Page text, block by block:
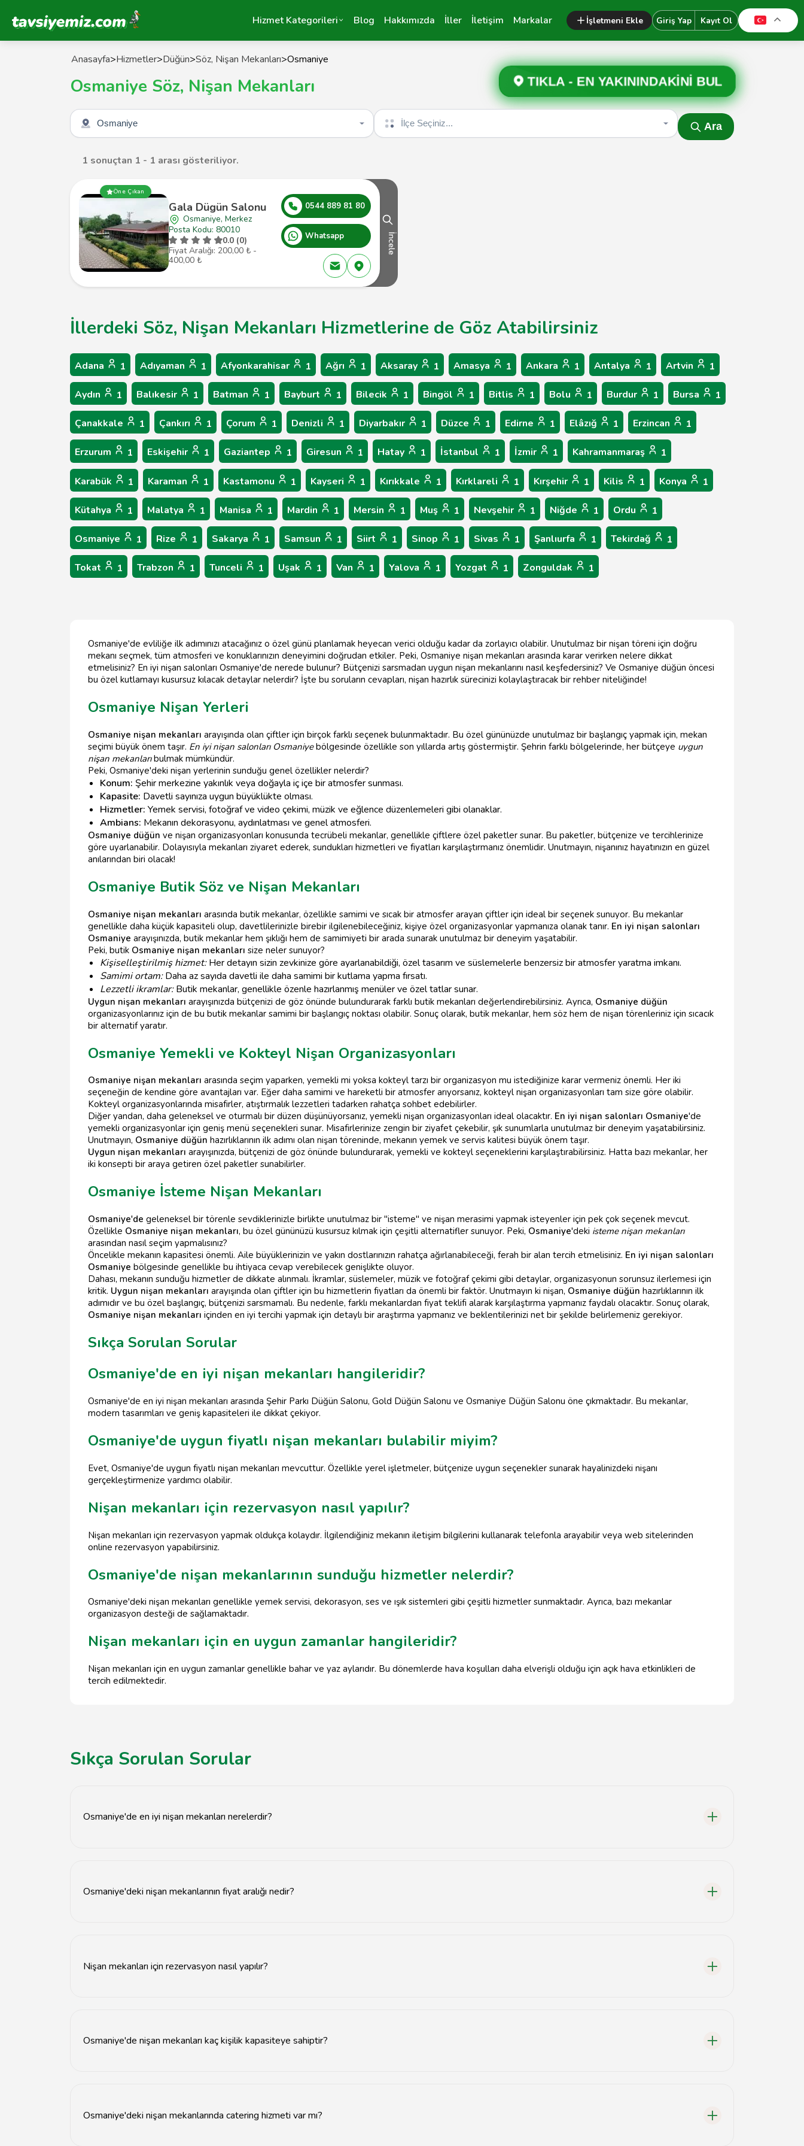
Tavsiyemiz Anasayfa Hizmet Kategorileri Blog Hakkımızda İller İletişim Markalar İşletmeni Ekle Giriş Yap Kayıt Ol
Anasayfa>Hizmetler>Düğün>Söz, Nişan Mekanları>Osmaniye
Osmaniye Söz, Nişan Mekanları TIKLA - EN YAKININDAKİNİ BUL
Şehir seçin İlçe seçin
Ara
1 sonuçtan 1 - 1 arası gösteriliyor.
Öne Çıkan
Gala Dügün Salonu
Osmaniye, Merkez
Posta Kodu: 80010
0.0 (0)
Fiyat Aralığı: 200,00 ₺ -
400,00 ₺
0544 889 81 80
Whatsapp İncele
İllerdeki Söz, Nişan Mekanları Hizmetlerine de Göz Atabilirsiniz
Adana 1 Adıyaman 1 Afyonkarahisar 1 Ağrı 1 Aksaray 1 Amasya 1 Ankara 1 Antalya 1 Artvin 1
Aydın 1 Balıkesir 1 Batman 1 Bayburt 1 Bilecik 1 Bingöl 1 Bitlis 1 Bolu 1 Burdur 1 Bursa 1
Çanakkale 1 Çankırı 1 Çorum 1 Denizli 1 Diyarbakır 1 Düzce 1 Edirne 1 Elâzığ 1 Erzincan 1
Erzurum 1 Eskişehir 1 Gaziantep 1 Giresun 1 Hatay 1 İstanbul 1 İzmir 1 Kahramanmaraş 1
Karabük 1 Karaman 1 Kastamonu 1 Kayseri 1 Kırıkkale 1 Kırklareli 1 Kırşehir 1 Kilis 1 Konya 1
Kütahya 1 Malatya 1 Manisa 1 Mardin 1 Mersin 1 Muş 1 Nevşehir 1 Niğde 1 Ordu 1
Osmaniye 1 Rize 1 Sakarya 1 Samsun 1 Siirt 1 Sinop 1 Sivas 1 Şanlıurfa 1 Tekirdağ 1
Tokat 1 Trabzon 1 Tunceli 1 Uşak 1 Van 1 Yalova 1 Yozgat 1 Zonguldak 1
Osmaniye'de evliliğe ilk adımınızı atacağınız o özel günü planlamak heyecan verici olduğu kadar da zorlayıcı olabilir. Unutulmaz bir nişan töreni için doğru
mekanı seçmek, tüm atmosferi ve konuklarınızın deneyimini doğrudan etkiler. Peki, Osmaniye nişan mekanları arasında karar verirken nelere dikkat
etmelisiniz? En iyi nişan salonları Osmaniye'de nerede bulunur? Bütçenizi sarsmadan uygun nişan mekanlarını nasıl keşfedersiniz? Ve Osmaniye düğün öncesi
bu özel kutlamayı kusursuz kılacak detaylar nelerdir? İşte bu soruların cevapları, nişan hazırlık sürecinizi kolaylaştıracak bir rehber niteliğinde!
Osmaniye Nişan Yerleri
Osmaniye nişan mekanları arayışında olan çiftler için birçok farklı seçenek bulunmaktadır. Bu özel gününüzde unutulmaz bir başlangıç yapmak için, mekan
seçimi büyük önem taşır. En iyi nişan salonları Osmaniyebölgesinde özellikle son yıllarda artış göstermiştir. Şehrin farklı bölgelerinde, her bütçeye uygun
nişan mekanlarıbulmak mümkündür.
Peki, Osmaniye'deki nişan yerlerinin sunduğu genel özellikler nelerdir?
Konum: Şehir merkezine yakınlık veya doğayla iç içe bir atmosfer sunması.
Kapasite: Davetli sayınıza uygun büyüklükte olması.
Hizmetler: Yemek servisi, fotoğraf ve video çekimi, müzik ve eğlence düzenlemeleri gibi olanaklar.
Ambians: Mekanın dekorasyonu, aydınlatması ve genel atmosferi.
Osmaniye düğün ve nişan organizasyonları konusunda tecrübeli mekanlar, genellikle çiftlere özel paketler sunar. Bu paketler, bütçenize ve tercihlerinize
göre uyarlanabilir. Dolayısıyla mekanları ziyaret ederek, sundukları hizmetleri ve fiyatları karşılaştırmanız önemlidir. Unutmayın, nişanınız hayatınızın en güzel
anılarından biri olacak!
Osmaniye Butik Söz ve Nişan Mekanları
Osmaniye nişan mekanları arasında butik mekanlar, özellikle samimi ve sıcak bir atmosfer arayan çiftler için ideal bir seçenek sunuyor. Bu mekanlar
genellikle daha küçük kapasiteli olup, davetlilerinizle birebir ilgilenebileceğiniz, kişiye özel organizasyonlar yapmanıza olanak tanır. En iyi nişan salonları
Osmaniye arayışınızda, butik mekanlar hem şıklığı hem de samimiyeti bir arada sunarak unutulmaz bir deneyim yaşatabilir.
Peki, butik Osmaniye nişan mekanları size neler sunuyor?
Kişiselleştirilmiş hizmet:Her detayın sizin zevkinize göre ayarlanabildiği, özel tasarım ve süslemelerle benzersiz bir atmosfer yaratma imkanı.
Samimi ortam:Daha az sayıda davetli ile daha samimi bir kutlama yapma fırsatı.
Lezzetli ikramlar:Butik mekanlar, genellikle özenle hazırlanmış menüler ve özel tatlar sunar.
Uygun nişan mekanları arayışınızda bütçenizi de göz önünde bulundurarak farklı butik mekanları değerlendirebilirsiniz. Ayrıca, Osmaniye düğün
organizasyonlarınız için de bu butik mekanlar samimi bir başlangıç noktası olabilir. Sonuç olarak, butik mekanlar, hem söz hem de nişan törenleriniz için sıcacık
bir alternatif yaratır.
Osmaniye Yemekli ve Kokteyl Nişan Organizasyonları
Osmaniye nişan mekanları arasında seçim yaparken, yemekli mi yoksa kokteyl tarzı bir organizasyon mu istediğinize karar vermeniz önemli. Her iki
seçeneğin de kendine göre avantajları var. Eğer daha samimi ve hareketli bir atmosfer arıyorsanız, kokteyl nişan organizasyonları tam size göre olabilir.
Kokteyl organizasyonlarında misafirler, atıştırmalık lezzetleri tadarken rahatça sohbet edebilirler.
Diğer yandan, daha geleneksel ve oturmalı bir düzen düşünüyorsanız, yemekli nişan organizasyonları ideal olacaktır. En iyi nişan salonları Osmaniye'de
yemekli organizasyonlar için geniş menü seçenekleri sunar. Misafirlerinize zengin bir ziyafet çekebilir, şık sunumlarla unutulmaz bir deneyim yaşatabilirsiniz.
Unutmayın, Osmaniye düğün hazırlıklarının ilk adımı olan nişan töreninde, mekanın yemek ve servis kalitesi büyük önem taşır.
Uygun nişan mekanları arayışınızda, bütçenizi de göz önünde bulundurarak, yemekli ve kokteyl seçeneklerini karşılaştırabilirsiniz. Hatta bazı mekanlar, her
iki konsepti bir araya getiren özel paketler sunabilirler.
Osmaniye İsteme Nişan Mekanları
Osmaniye'de geleneksel bir törenle sevdiklerinizle birlikte unutulmaz bir "isteme" ve nişan merasimi yapmak isteyenler için pek çok seçenek mevcut.
Özellikle Osmaniye nişan mekanları, bu özel gününüzü kusursuz kılmak için çeşitli alternatifler sunuyor. Peki, Osmaniye'deki isteme nişan mekanları
arasından nasıl seçim yapmalısınız?
Öncelikle mekanın kapasitesi önemli. Aile büyüklerinizin ve yakın dostlarınızın rahatça ağırlanabileceği, ferah bir alan tercih etmelisiniz. En iyi nişan salonları
Osmaniye bölgesinde genellikle bu ihtiyaca cevap verebilecek genişlikte oluyor.
Dahası, mekanın sunduğu hizmetler de dikkate alınmalı. İkramlar, süslemeler, müzik ve fotoğraf çekimi gibi detaylar, organizasyonun sorunsuz ilerlemesi için
kritik. Uygun nişan mekanları arayışında olan çiftler için bu hizmetlerin fiyatları da önemli bir faktör. Unutmayın ki nişan, Osmaniye düğün hazırlıklarının ilk
adımıdır ve bu özel başlangıç, bütçenizi sarsmamalı. Bu nedenle, farklı mekanlardan fiyat teklifi alarak karşılaştırma yapmanız faydalı olacaktır. Sonuç olarak,
Osmaniye nişan mekanları içinden en iyi tercihi yapmak için detaylı bir araştırma yapmanız ve beklentilerinizi net bir şekilde belirlemeniz gerekiyor.
Sıkça Sorulan Sorular
Osmaniye'de en iyi nişan mekanları hangileridir?
Osmaniye'de en iyi nişan mekanları arasında Şehir Parkı Düğün Salonu, Gold Düğün Salonu ve Osmaniye Düğün Salonu öne çıkmaktadır. Bu mekanlar,
modern tasarımları ve geniş kapasiteleri ile dikkat çekiyor.
Osmaniye'de uygun fiyatlı nişan mekanları bulabilir miyim?
Evet, Osmaniye'de uygun fiyatlı nişan mekanları mevcuttur. Özellikle yerel işletmeler, bütçenize uygun seçenekler sunarak hayalinizdeki nişanı
gerçekleştirmenize yardımcı olabilir.
Nişan mekanları için rezervasyon nasıl yapılır?
Nişan mekanları için rezervasyon yapmak oldukça kolaydır. İlgilendiğiniz mekanın iletişim bilgilerini kullanarak telefonla arayabilir veya web sitelerinden
online rezervasyon yapabilirsiniz.
Osmaniye'de nişan mekanlarının sunduğu hizmetler nelerdir?
Osmaniye'deki nişan mekanları genellikle yemek servisi, dekorasyon, ses ve ışık sistemleri gibi çeşitli hizmetler sunmaktadır. Ayrıca, bazı mekanlar
organizasyon desteği de sağlamaktadır.
Nişan mekanları için en uygun zamanlar hangileridir?
Nişan mekanları için en uygun zamanlar genellikle bahar ve yaz aylarıdır. Bu dönemlerde hava koşulları daha elverişli olduğu için açık hava etkinlikleri de
tercih edilmektedir.
Sıkça Sorulan Sorular
Osmaniye'de en iyi nişan mekanları nerelerdir?
Osmaniye'deki nişan mekanlarının fiyat aralığı nedir?
Nişan mekanları için rezervasyon nasıl yapılır?
Osmaniye'de nişan mekanları kaç kişilik kapasiteye sahiptir?
Osmaniye'deki nişan mekanlarında catering hizmeti var mı?